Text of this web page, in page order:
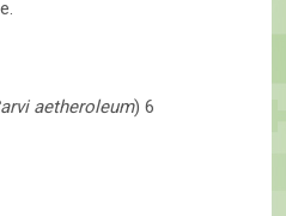
aetheroleum) 6